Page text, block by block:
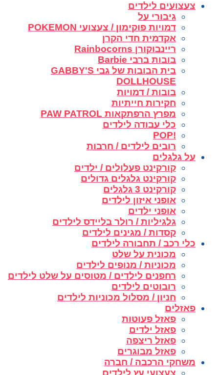
צעצועים לילדים
גיבורי על
דמויות פוקימון / צעצועי POKEMON
אקדמית חדי הקרן
ריינבוקורן Rainbocorns
בובות ברבי Barbie
בית הבובות של גבי GABBY'S
DOLLHOUSE
בובות / דמויות
חקירות חייתיות
מפרץ הרפתקאות PAW PATROL
כלי עבודה לילדים
!POP
רובים לילדים / חרבות
על גלגלים
קורקינט פעלולים / ילדים
קורקינט גלגלים גדולים
קורקינט 3 גלגלים
אופני איזון לילדים
אופני ילדים
גלגיליות / רולר בליידס לילדים
קסדות / מגינים לילדים
כלי רכב / תחבורה לילדים
מכונית על שלט
מכוניות / מנופים לילדים
רחפנים לילדים / מטוסים על שלט לילדים
רובוטים לילדים
חניון / מסלול מכוניות לילדים
פאזלים
פאזל פעוטות
פאזל ילדים
פאזל ריצפה
פאזל מבוגרים
משחקי הרכבה / חברה